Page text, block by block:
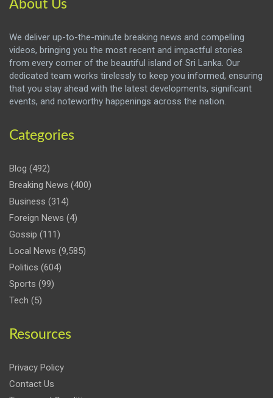
About Us
We deliver up-to-the-minute breaking news and compelling
videos, bringing you the most recent and impactful stories
from every corner of the beautiful island of Sri Lanka. Our
dedicated team works tirelessly to keep you informed, ensuring
that you stay ahead with the latest developments, significant
events, and noteworthy happenings across the nation.
Categories
Blog (492)
Breaking News (400)
Business (314)
Foreign News (4)
Gossip (111)
Local News (9,585)
Politics (604)
Sports (99)
Tech (5)
Resources
Privacy Policy
Contact Us